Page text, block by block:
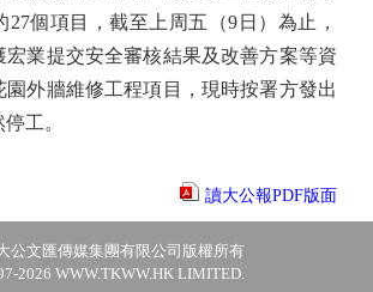
27個項目，截至上周五（9日）為止，
宏業提交安全審核結果及改善方案等資
園外牆維修工程項目，現時按署方發出
工。
讀大公報PDF版面
公文匯傳媒集團有限公司版權所有
2026 WWW.TKWW.HK LIMITED.